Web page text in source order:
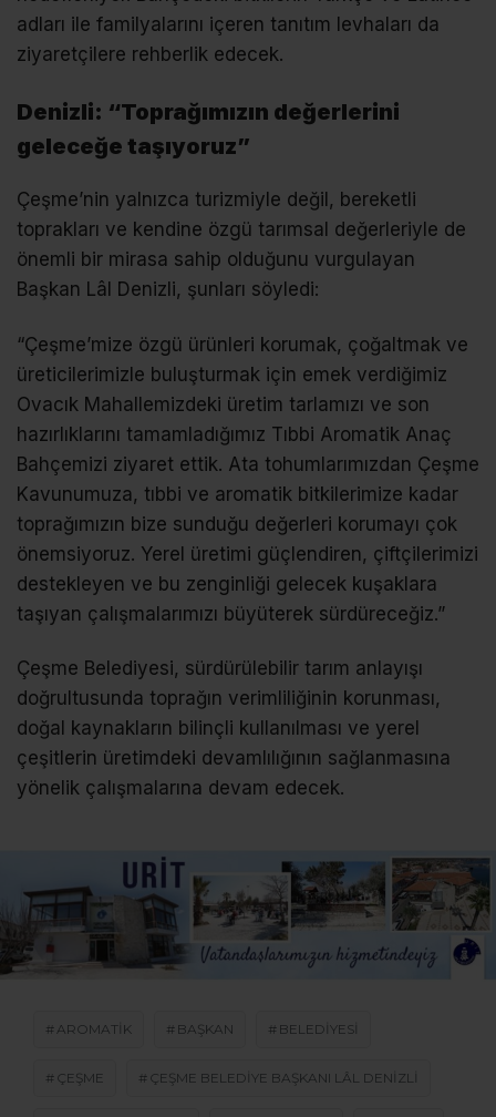
adları ile familyalarını içeren tanıtım levhaları da
ziyaretçilere rehberlik edecek.
Denizli: “Toprağımızın değerlerini
geleceğe taşıyoruz”
Çeşme’nin yalnızca turizmiyle değil, bereketli
toprakları ve kendine özgü tarımsal değerleriyle de
önemli bir mirasa sahip olduğunu vurgulayan
Başkan Lâl Denizli, şunları söyledi:
“Çeşme’mize özgü ürünleri korumak, çoğaltmak ve
üreticilerimizle buluşturmak için emek verdiğimiz
Ovacık Mahallemizdeki üretim tarlamızı ve son
hazırlıklarını tamamladığımız Tıbbi Aromatik Anaç
Bahçemizi ziyaret ettik. Ata tohumlarımızdan Çeşme
Kavunumuza, tıbbi ve aromatik bitkilerimize kadar
toprağımızın bize sunduğu değerleri korumayı çok
önemsiyoruz. Yerel üretimi güçlendiren, çiftçilerimizi
destekleyen ve bu zenginliği gelecek kuşaklara
taşıyan çalışmalarımızı büyüterek sürdüreceğiz.”
Çeşme Belediyesi, sürdürülebilir tarım anlayışı
doğrultusunda toprağın verimliliğinin korunması,
doğal kaynakların bilinçli kullanılması ve yerel
çeşitlerin üretimdeki devamlılığının sağlanmasına
yönelik çalışmalarına devam edecek.
AROMATIK BAŞKAN BELEDIYESI
ÇEŞME ÇEŞME BELEDIYE BAŞKANI LÂL DENIZLI